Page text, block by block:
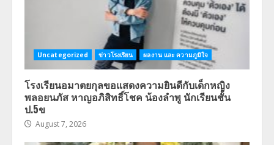
Uncategorized ข่าวโรงเรียน ผลงาน และ ความภูมิใจ
โรงเรียนอมาตยกุลขอแสดงความยินดีกับเด็กหญิง
พลอยนภัส หาญอภิสิทธิ์โชค น้องลำพู นักเรียนชั้น
ป.5ข
August 7, 2026